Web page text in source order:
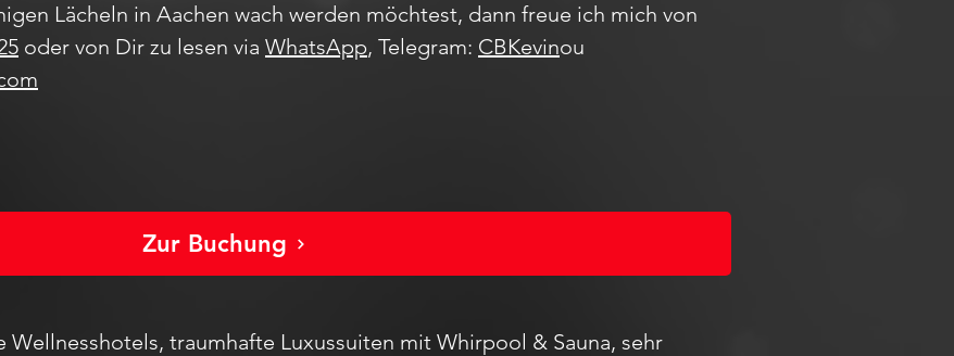
Lächeln in Aachen wach werden möchtest, dann freue ich mich von
oder von Dir zu lesen via WhatsApp, Telegram: CBKevinou
Zur Buchung
Wellnesshotels, traumhafte Luxussuiten mit Whirpool & Sauna, sehr